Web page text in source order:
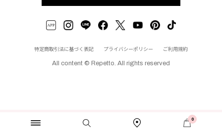
0
特定商取引法に基づく表記 プライバシーポリシー ご利用規約
All content © Repetto. All rights reserved